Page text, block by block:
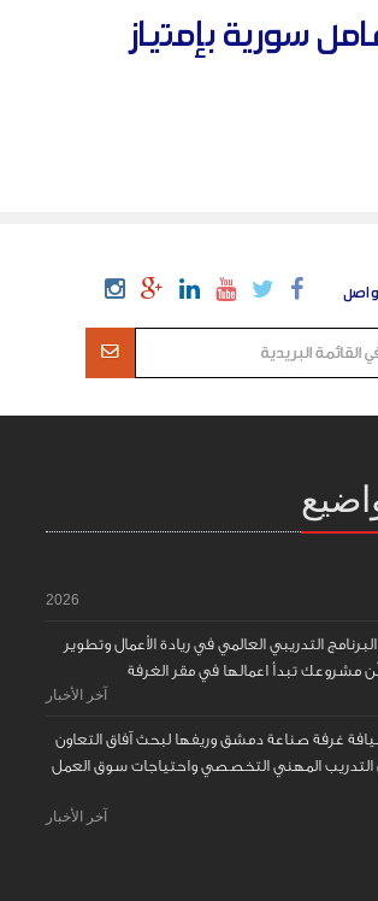
سورية بإمتياز
2026
التدريبي العالمي في ريادة الأعمال وتطوير
مشروعك تبدأ اعمالها في مقر الغرفة
آخر الأخبار
غرفة صناعة دمشق وريفها لبحث آفاق التعاون
المهني التخصصي واحتياجات سوق العمل
آخر الأخبار